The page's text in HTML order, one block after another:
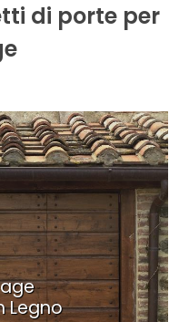
di porte per
Legno